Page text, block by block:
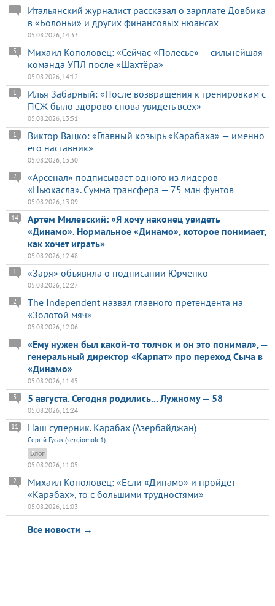
Итальянский журналист рассказал о зарплате Довбика
в «Болоньи» и других финансовых нюансах
05.08.2026, 14:33
Михаил Кополовец: «Сейчас «Полесье» — сильнейшая
команда УПЛ после «Шахтёра»
5
05.08.2026, 14:12
Илья Забарный: «После возвращения к тренировкам с
ПСЖ было здорово снова увидеть всех»
1
05.08.2026, 13:51
Виктор Вацко: «Главный козырь «Карабаха» — именно
его наставник»
1
05.08.2026, 13:30
«Арсенал» подписывает одного из лидеров
«Ньюкасла». Сумма трансфера — 75 млн фунтов
2
05.08.2026, 13:09
Артем Милевский: «Я хочу наконец увидеть
«Динамо». Нормальное «Динамо», которое понимает,
как хочет играть»
14
05.08.2026, 12:48
«Заря» объявила о подписании Юрченко
1
05.08.2026, 12:27
The Independent назвал главного претендента на
«Золотой мяч»
2
05.08.2026, 12:06
«Ему нужен был какой-то толчок и он это понимал», —
генеральный директор «Карпат» про переход Сыча в
«Динамо»
05.08.2026, 11:45
5 августа. Сегодня родились... Лужному — 58
3
05.08.2026, 11:24
Наш суперник. Карабах (Азербайджан)
11
Сергій Гусак (sergiomole1)
Блог
05.08.2026, 11:05
Михаил Кополовец: «Если «Динамо» и пройдет
«Карабах», то с большими трудностями»
2
05.08.2026, 11:03
Все новости →